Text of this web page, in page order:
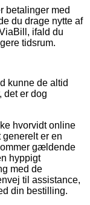
betalinger med
du drage nytte af
ifald du
tidsrum.
kunne de altid
det er dog
hvorvidt online
er en
gældende
hyppigt
med de
til assistance,
din bestilling.